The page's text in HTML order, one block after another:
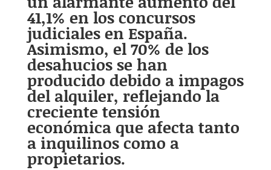
41,1% en los concursos
judiciales en España.
Asimismo, el 70% de los
desahucios se han
producido debido a impagos
del alquiler, reflejando la
creciente tensión
económica que afecta tanto
a inquilinos como a
propietarios.